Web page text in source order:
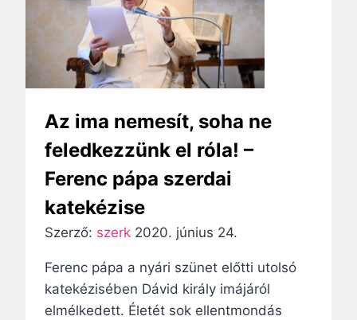
a
–
S
z
t
k
é
l
t
e
n
t
l
é
e
m
n
g
f
i
Az ima nemesít, soha ne
feledkezzünk el róla! –
Ferenc pápa szerdai
katekézise
Szerző: szerk 2020. június 24.
Ferenc pápa a nyári szünet előtti utolsó
katekézisében Dávid király imájáról
elmélkedett. Életét sok ellentmondás